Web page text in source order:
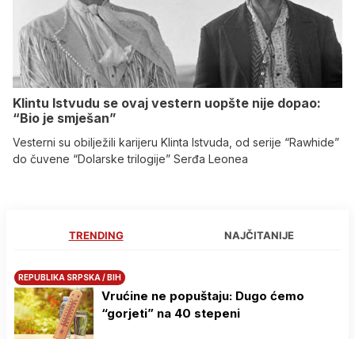
Klintu Istvudu se ovaj vestern uopšte nije dopao:
“Bio je smješan”
Vesterni su obilježili karijeru Klinta Istvuda, od serije “Rawhide”
do čuvene “Dolarske trilogije” Serđa Leonea
TRENDING NAJČITANIJE
REPUBLIKA SRPSKA / BIH
Vrućine ne popuštaju: Dugo ćemo
“gorjeti” na 40 stepeni